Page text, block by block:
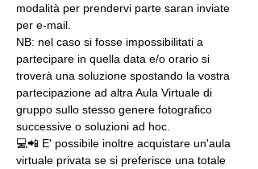
modalità per prendervi parte saran inviate
per e-mail.
NB: nel caso si fosse impossibilitati a
partecipare in quella data e/o orario si
troverà una soluzione spostando la vostra
partecipazione ad altra Aula Virtuale di
gruppo sullo stesso genere fotografico
successive o soluzioni ad hoc.
💻📲 E' possibile inoltre acquistare un'aula
virtuale privata se si preferisce una totale